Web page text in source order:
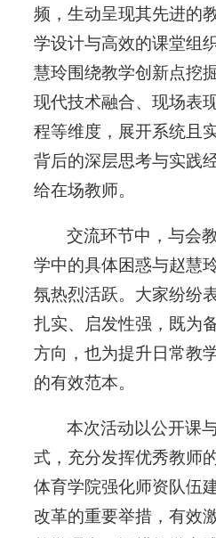
频，生动呈现其先进的
学设计与高效的课堂组
慧玲围绕教学创新点挖
现代技术融合、现场表
程等维度，展开系统且
背后的深层思考与实践
给在场教师。
交流环节中，与会
学中的具体困惑与赵慧
氛热烈活跃。大家纷纷
扎实、启发性强，既为
方向，也为提升日常教
的有效范本。
本次活动以公开课
式，充分发挥优秀教师
体育学院强化师资队伍
改革的重要举措，有效